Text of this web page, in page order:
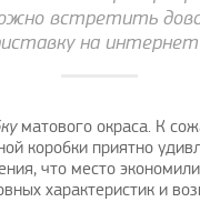
встретить
на
матового окраса. К
коробки приятно
что место
характеристик и